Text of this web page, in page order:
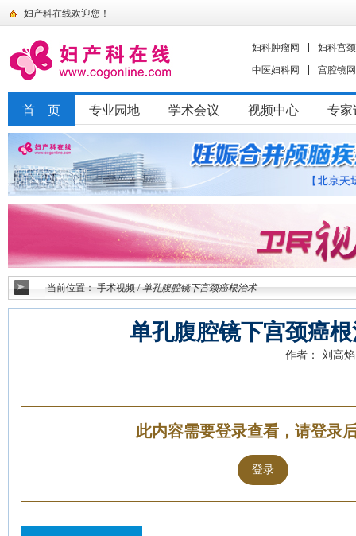
妇产科在线欢迎您！
妇科肿瘤网
妇科宫
中医妇科网
宫腔镜网
首 页 专业园地 学术会议 视频中心 专家
当前位置：手术视频 / 单孔腹腔镜下宫颈癌根治术
单孔腹腔镜下宫颈癌
作者： 刘高焰
此内容需要登录查看，请登录
登录